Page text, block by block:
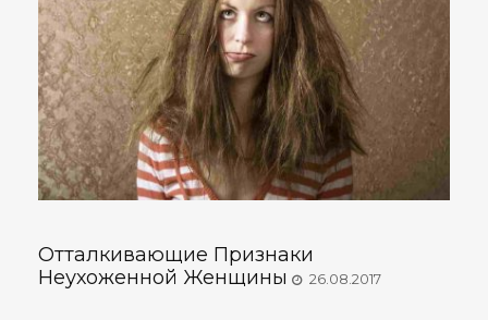
Отталкивающие Признаки
Неухоженной Женщины
26.08.2017